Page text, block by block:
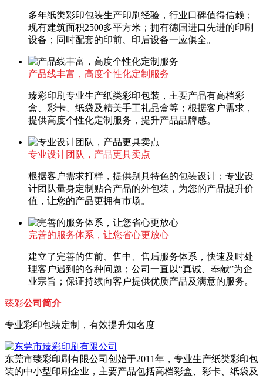
多年纸类彩印包装生产印刷经验，行业口碑值得信赖；
现有建筑面积2500多平方米；拥有德国进口先进的印刷
设备；同时配套的印前、印后设备一应俱全。
产品线丰富，高度个性化定制服务
臻彩印刷专业生产纸类彩印包装，主要产品有高档彩
盒、彩卡、纸袋及精美手工礼品盒等；根据客户需求，
提供高度个性化定制服务，提升产品品牌感。
专业设计团队，产品更具卖点
根据客户需求打样，提供别具特色的包装设计；专业设
计团队量身定制贴合产品的外包装，为您的产品提升价
值，让您的产品更拥有市场。
完善的服务体系，让您省心更放心
建立了完善的售前、售中、售后服务体系，快速及时处
理客户遇到的各种问题；公司一直以“真诚、奉献”为企
业宗旨；保证持续向客户提供优质产品及满意的服务。
臻彩公司简介
专业彩印包装定制，有效提升知名度
东莞市臻彩印刷有限公司创始于2011年，专业生产纸类彩印包
装的中小型印刷企业，主要产品包括高档彩盒、彩卡、纸袋及